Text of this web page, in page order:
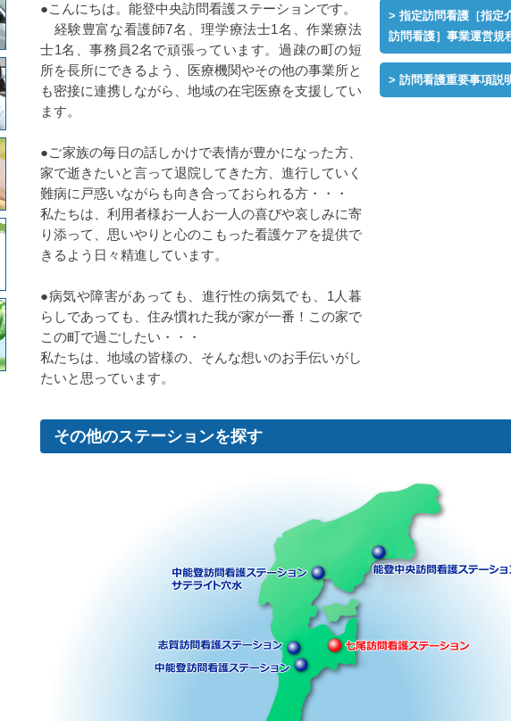
●こんにちは。能登中央訪問看護ステーションです。
経験豊富な看護師7名、理学療法士1名、作業療法
士1名、事務員2名で頑張っています。過疎の町の短
所を長所にできるよう、医療機関やその他の事業所と
も密接に連携しながら、地域の在宅医療を支援してい
ます。
●ご家族の毎日の話しかけで表情が豊かになった方、
家で逝きたいと言って退院してきた方、進行していく
難病に戸惑いながらも向き合っておられる方・・・
私たちは、利用者様お一人お一人の喜びや哀しみに寄
り添って、思いやりと心のこもった看護ケアを提供で
きるよう日々精進しています。
●病気や障害があっても、進行性の病気でも、1人暮
らしであっても、住み慣れた我が家が一番！この家で
この町で過ごしたい・・・
私たちは、地域の皆様の、そんな想いのお手伝いがし
たいと思っています。
指定訪問看護［指定
訪問看護］事業運営規
訪問看護重要事項説
その他のステーションを探す